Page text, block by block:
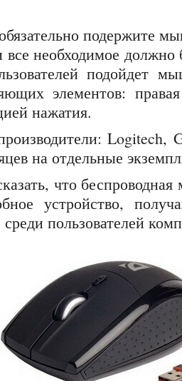
подержите
необходимое
подойдет
элементов:
нажатия.
Logitech,
на отдельные
что
устройство,
пользователей